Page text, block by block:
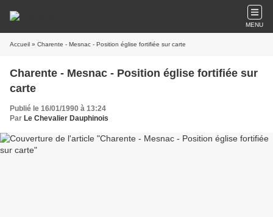
MENU
Accueil » Charente - Mesnac - Position église fortifiée sur carte
Charente - Mesnac - Position église fortifiée sur
carte
Publié le 16/01/1990 à 13:24
Par Le Chevalier Dauphinois